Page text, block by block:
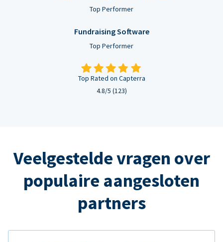
Top Performer
Fundraising Software
Top Performer
Top Rated on Capterra
4.8/5 (123)
Veelgestelde vragen over
populaire aangesloten
partners